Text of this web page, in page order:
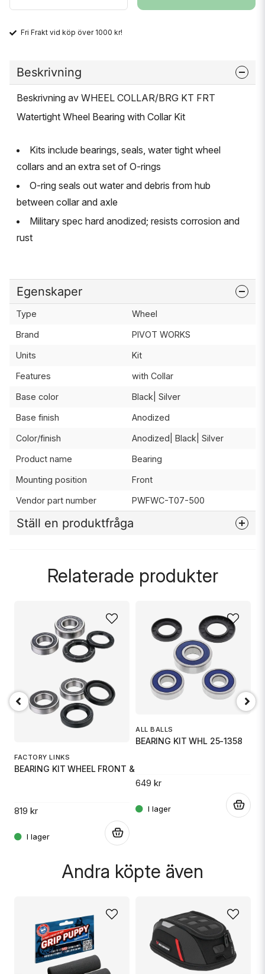
Fri Frakt vid köp över 1000 kr!
Beskrivning
Beskrivning av WHEEL COLLAR/BRG KT FRT
Watertight Wheel Bearing with Collar Kit
Kits include bearings, seals, water tight wheel
collars and an extra set of O-rings
O-ring seals out water and debris from hub
between collar and axle
Military spec hard anodized; resists corrosion and
rust
Egenskaper
Type Wheel
Brand PIVOT WORKS
Units Kit
Features with Collar
Base color Black| Silver
Base finish Anodized
Color/finish Anodized| Black| Silver
Product name Bearing
Mounting position Front
Vendor part number PWFWC-T07-500
Ställ en produktfråga
Ja, ni får publicera min fråga
Skicka fråga
Relaterade produkter
FACTORY LINKS
BEARING KIT WHEEL FRONT & REAR
819 kr
ALL BALLS
BEARING KIT WHL 25-1358
649 kr
Andra köpte även